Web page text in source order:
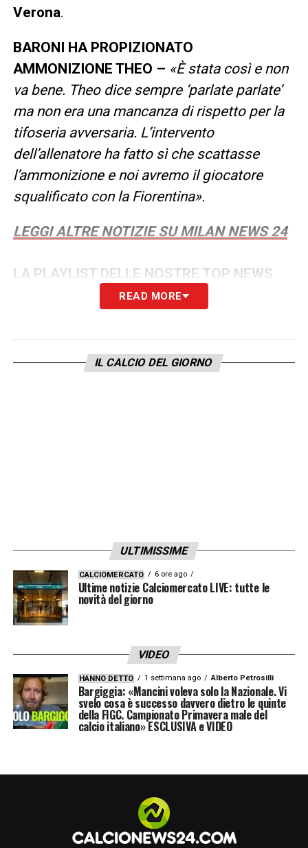
Verona.
BARONI HA PROPIZIONATO
AMMONIZIONE THEO – «È stata così e non
va bene. Theo dice sempre ‘parlate parlate’
ma non era una mancanza di rispetto per la
tifoseria avversaria. L’intervento
dell’allenatore ha fatto sì che scattasse
l’ammonizione e noi avremo il giocatore
squalificato con la Fiorentina».
LEGGI ALTRE NOTIZIE SU MILAN NEWS 24
LA PLAYLIST DELLE NOSTRE TOP NEWS
READ MORE
IL CALCIO DEL GIORNO
ULTIMISSIME
CALCIOMERCATO 6 ore ago
Ultime notizie Calciomercato LIVE: tutte le
novità del giorno
VIDEO
HANNO DETTO 1 settimana ago Alberto Petrosilli
Bargiggia: «Mancini voleva solo la Nazionale. Vi
svelo cosa è successo davvero dietro le quinte
della FIGC. Campionato Primavera male del
calcio italiano» ESCLUSIVA e VIDEO